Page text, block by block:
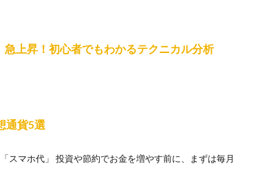
急上昇！初心者でもわかるテクニカル分析
通貨5選
スマホ代」 投資や節約でお金を増やす前に、まずは毎月